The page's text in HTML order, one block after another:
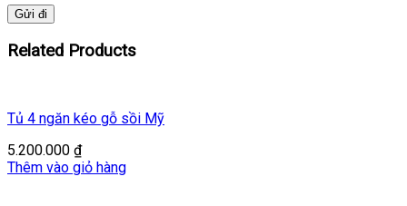
Related Products
Tủ 4 ngăn kéo gỗ sồi Mỹ
5.200.000 ₫
Thêm vào giỏ hàng